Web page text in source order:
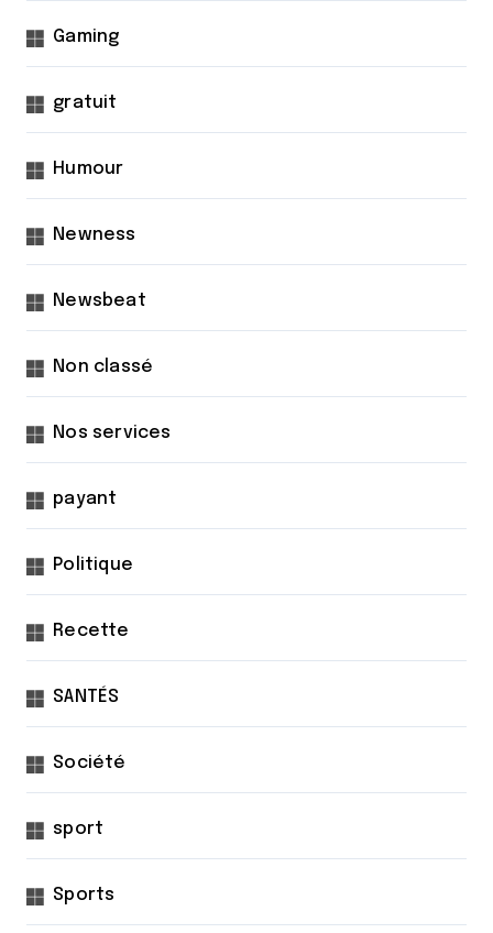
Gaming
gratuit
Humour
Newness
Newsbeat
Non classé
Nos services
payant
Politique
Recette
SANTÉS
Société
sport
Sports